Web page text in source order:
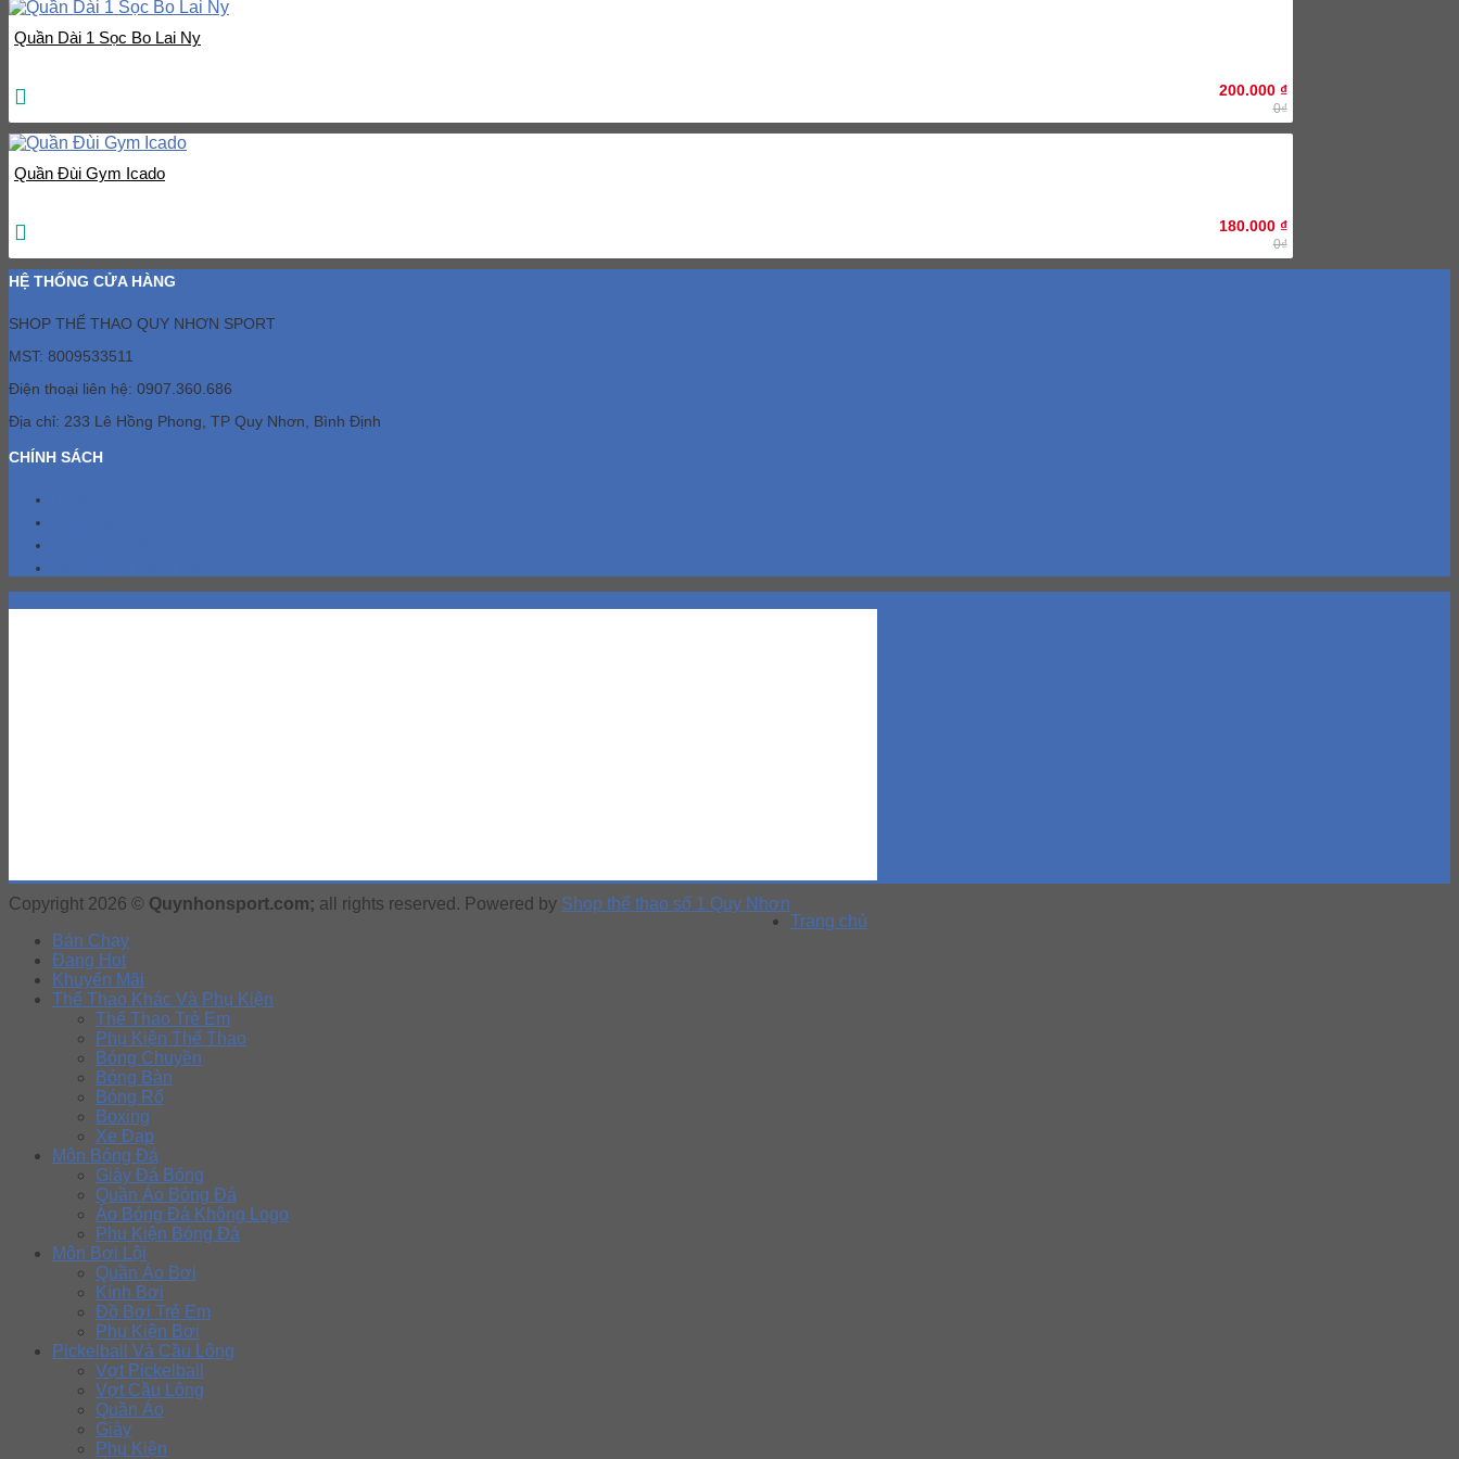
Quần Dài 1 Sọc Bo Lai Ny
200.000 ₫
0₫
Quần Đùi Gym Icado
180.000 ₫
0₫
HỆ THỐNG CỬA HÀNG
SHOP THỂ THAO QUY NHƠN SPORT
MST: 8009533511
Điện thoại liên hệ: 0907.360.686
Địa chỉ: 233 Lê Hồng Phong, TP Quy Nhơn, Bình Định
CHÍNH SÁCH
Copyright 2026 © Quynhonsport.com; all rights reserved. Powered by Shop thể thao số 1 Quy Nhơn
Trang chủ
Bán Chạy
Đang Hot
Khuyến Mãi
Thể Thao Khác Và Phụ Kiện
Thể Thao Trẻ Em
Phụ Kiện Thể Thao
Bóng Chuyền
Bóng Bàn
Bóng Rổ
Boxing
Xe Đạp
Môn Bóng Đá
Giày Đá Bóng
Quần Áo Bóng Đá
Áo Bóng Đá Không Logo
Phụ Kiện Bóng Đá
Môn Bơi Lội
Quần Áo Bơi
Kính Bơi
Đồ Bơi Trẻ Em
Phụ Kiện Bơi
Pickelball Và Cầu Lông
Vợt Pickelball
Vợt Cầu Lông
Quần Áo
Giày
Phụ Kiện